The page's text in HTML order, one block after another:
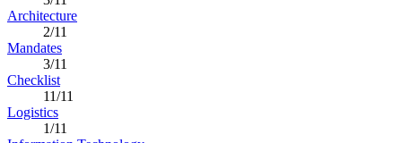
Architecture
2/11
Mandates
3/11
Checklist
11/11
Logistics
1/11